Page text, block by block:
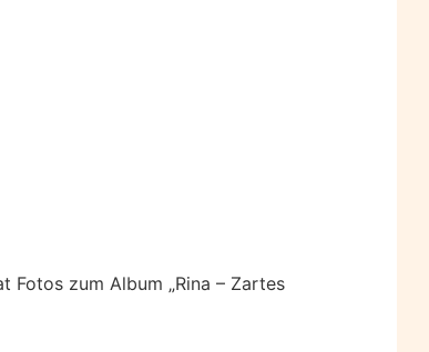
Fotos zum Album „Rina – Zartes